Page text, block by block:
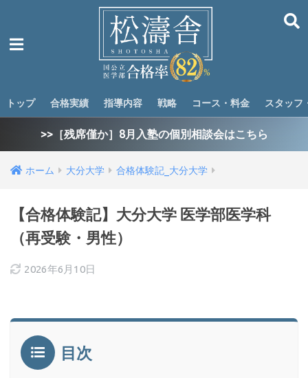
トップ 合格実績 指導内容 戦略 コース・料金 スタッフ
>>［残席僅か］8月入塾の個別相談会はこちら
ホーム 大分大学 合格体験記_大分大学
【合格体験記】大分大学 医学部医学科
（再受験・男性）
2026年6月10日
目次